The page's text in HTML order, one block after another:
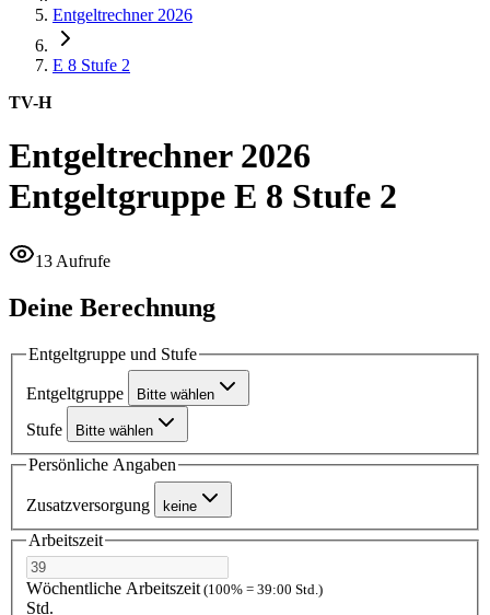
Entgeltrechner 2026
E 8 Stufe 2
TV-H
Entgeltrechner 2026
Entgeltgruppe E 8 Stufe 2
13 Aufrufe
Deine Berechnung
Entgeltgruppe und Stufe
Entgeltgruppe Bitte wählen
Stufe Bitte wählen
Persönliche Angaben
Zusatzversorgung keine
Arbeitszeit
Wöchentliche Arbeitszeit(100% = 39:00 Std.)
Std.